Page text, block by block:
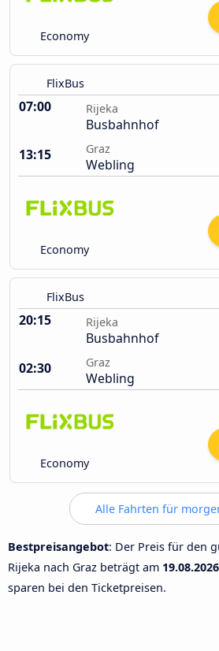
Economy
FlixBus
07:00 Rijeka
Busbahnhof
13:15
Graz
Webling
Economy
FlixBus
20:15 Rijeka
Busbahnhof
02:30
Graz
Webling
Economy
Alle Fahrten für
Bestpreisangebot: Der Preis für den
Rijeka nach Graz beträgt am 19.08.2026
sparen bei den Ticketpreisen.